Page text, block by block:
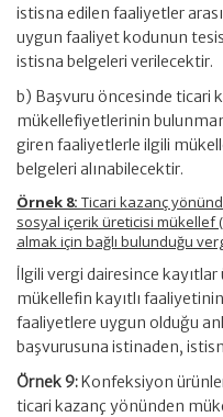
istisna edilen faaliyetler
uygun faaliyet kodunun
istisna belgeleri verilecektir.
b) Başvuru öncesinde ticari
mükellefiyetlerinin
giren faaliyetlerle ilgili
belgeleri alınabilecektir.
Örnek 8: Ticari kazanç
sosyal içerik üreticisi mükellef
almak için bağlı bulunduğu
İlgili vergi dairesince
mükellefin kayıtlı
faaliyetlere uygun olduğu
başvurusuna istinaden,
Örnek 9:Konfeksiyon
ticari kazanç yönünden